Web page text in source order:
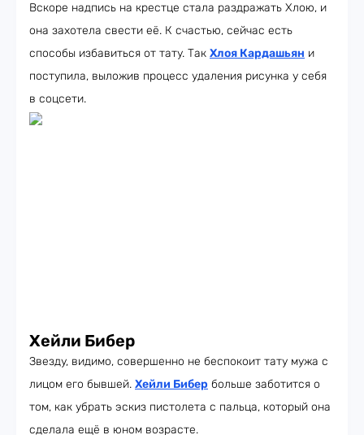
Вскоре надпись на крестце стала раздражать Хлою, и
она захотела свести её. К счастью, сейчас есть
способы избавиться от тату. Так Хлоя Кардашьян и
поступила, выложив процесс удаления рисунка у себя
в соцсети.
Хейли Бибер
Звезду, видимо, совершенно не беспокоит тату мужа с
лицом его бывшей. Хейли Бибер больше заботится о
том, как убрать эскиз пистолета с пальца, который она
сделала ещё в юном возрасте.